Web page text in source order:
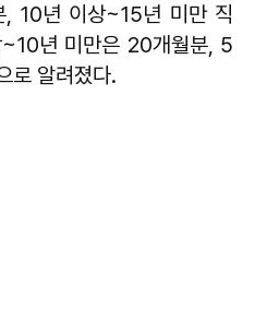
10년 이상~15년 미만 직
년 미만은 20개월분, 5
로 알려졌다.